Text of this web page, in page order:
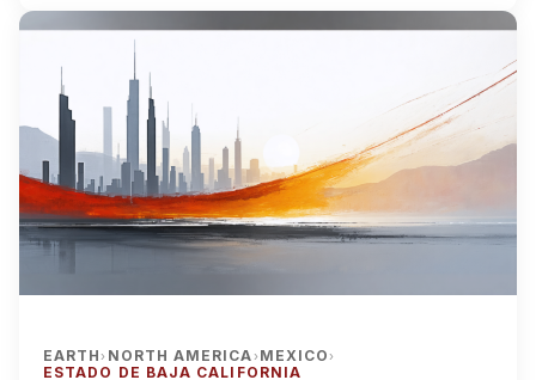
EARTH› NORTH AMERICA› MEXICO›
ESTADO DE BAJA CALIFORNIA